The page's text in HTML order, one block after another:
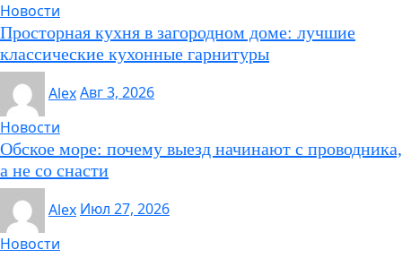
Новости
Просторная кухня в загородном доме: лучшие
классические кухонные гарнитуры
AlexАвг 3, 2026
Новости
Обское море: почему выезд начинают с проводника,
а не со снасти
Alex Июл 27, 2026
Новости